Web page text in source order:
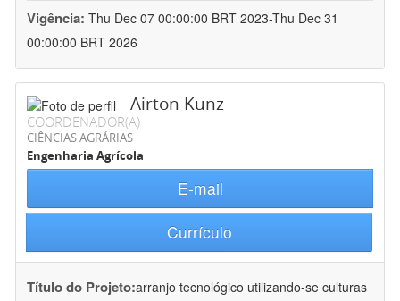
Vigência: Thu Dec 07 00:00:00 BRT 2023-Thu Dec 31
00:00:00 BRT 2026
Airton Kunz
COORDENADOR(A)
CIÊNCIAS AGRÁRIAS
Engenharia Agrícola
E-mail
Currículo
Título do Projeto:arranjo tecnológico utilizando-se culturas